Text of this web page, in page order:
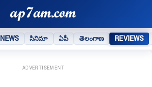
NEWS సినిమా ఏపీ తెలంగాణ REVIEWS
ADVERTISEMENT